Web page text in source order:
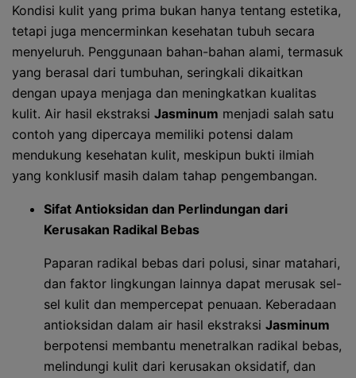
Kondisi kulit yang prima bukan hanya tentang estetika,
tetapi juga mencerminkan kesehatan tubuh secara
menyeluruh. Penggunaan bahan-bahan alami, termasuk
yang berasal dari tumbuhan, seringkali dikaitkan
dengan upaya menjaga dan meningkatkan kualitas
kulit. Air hasil ekstraksi Jasminum menjadi salah satu
contoh yang dipercaya memiliki potensi dalam
mendukung kesehatan kulit, meskipun bukti ilmiah
yang konklusif masih dalam tahap pengembangan.
Sifat Antioksidan dan Perlindungan dari
Kerusakan Radikal Bebas
Paparan radikal bebas dari polusi, sinar matahari,
dan faktor lingkungan lainnya dapat merusak sel-
sel kulit dan mempercepat penuaan. Keberadaan
antioksidan dalam air hasil ekstraksi Jasminum
berpotensi membantu menetralkan radikal bebas,
melindungi kulit dari kerusakan oksidatif, dan